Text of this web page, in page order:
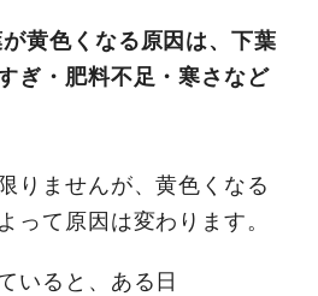
黄色くなる原因は、下葉
ぎ・肥料不足・寒さなど
りませんが、黄色くなる
って原因は変わります。
いると、ある日